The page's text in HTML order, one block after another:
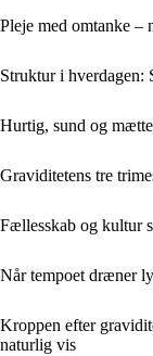
Pleje med omtanke –
Struktur i hverdagen:
Hurtig, sund og
Graviditetens tre
Fællesskab og kultur
Når tempoet dræner
Kroppen efter
naturlig vis